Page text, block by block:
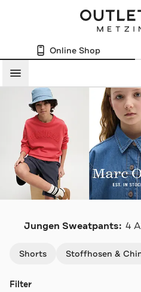
Online Shop
Menü
Jungen Sweatpants: 4
Shorts Stoffhosen &
Filter